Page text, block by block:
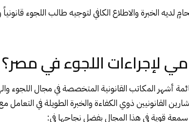
الخبرة والاطلاع الكافي لتوجيه طالب اللجوء قانونياً
لإجراءات اللجوء في مصر؟
أشهر المكاتب القانونية المتخصصة في مجال اللجوء
القانونيين ذوي الكفاءة والخبرة الطويلة في التعامل
سمعة قوية في هذا المجال بفضل نجاحها في: